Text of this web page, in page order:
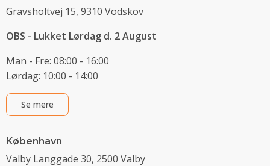
Gravsholtvej 15, 9310 Vodskov
OBS - Lukket Lørdag d. 2 August
Man - Fre: 08:00 - 16:00
Lørdag: 10:00 - 14:00
Se mere
København
Valby Langgade 30, 2500 Valby